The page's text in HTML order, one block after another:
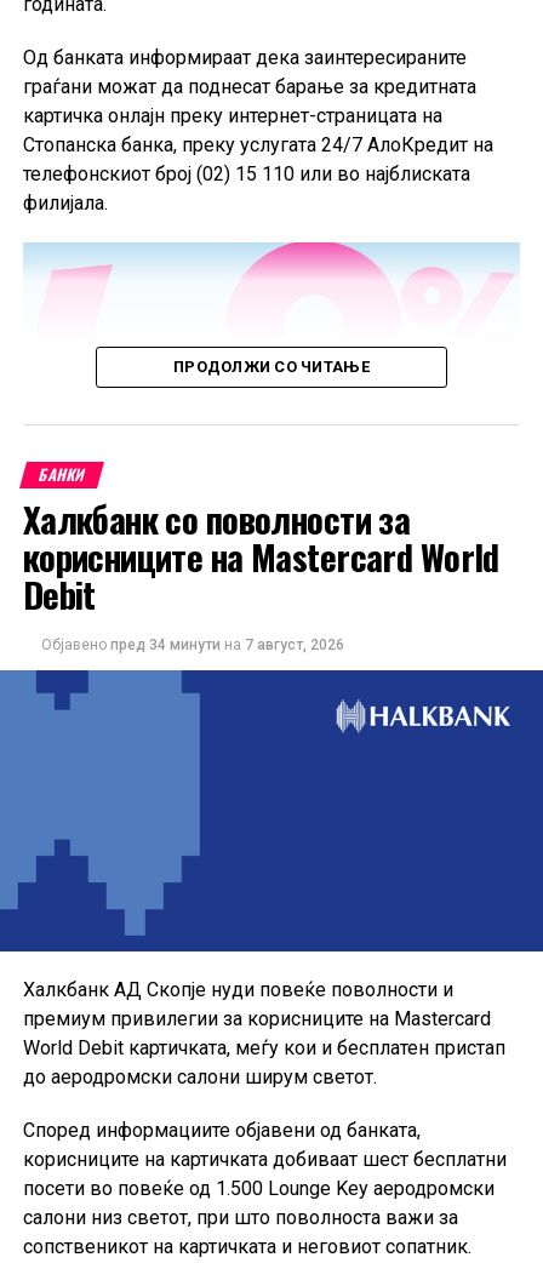
Од банката информираат дека заинтересираните
граѓани можат да поднесат барање за кредитната
картичка онлајн преку интернет-страницата на
Стопанска банка, преку услугата 24/7 АлоКредит на
телефонскиот број (02) 15 110 или во најблиската
филијала.
Понудата е наменета за корисниците кои сакаат да ги
користат можностите на кредитната картичка за
своите секојдневни и летни купувања, со промотивна
ПРОДОЛЖИ СО ЧИТАЊЕ
БАНКИ
Халкбанк со поволности за
корисниците на Mastercard World
Debit
Објавено пред 34 минути на 7 август, 2026
Халкбанк АД Скопје нуди повеќе поволности и
премиум привилегии за корисниците на Mastercard
World Debit картичката, меѓу кои и бесплатен пристап
до аеродромски салони ширум светот.
Според информациите објавени од банката,
корисниците на картичката добиваат шест бесплатни
посети во повеќе од 1.500 Lounge Key аеродромски
салони низ светот, при што поволноста важи за
сопственикот на картичката и неговиот сопатник.